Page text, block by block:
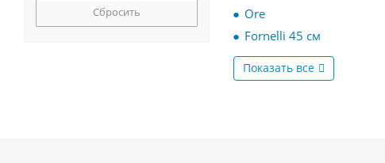
Ore
Fornelli 45 см
Показать все
MILLEN
Сбросить